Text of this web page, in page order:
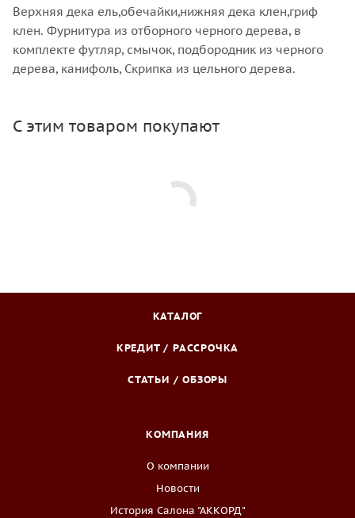
Верхняя дека ель,обечайки,нижняя дека клен,гриф
клен. Фурнитура из отборного черного дерева, в
комплекте футляр, смычок, подбородник из черного
дерева, канифоль, Скрипка из цельного дерева.
С этим товаром покупают
КАТАЛОГ
КРЕДИТ / РАССРОЧКА
СТАТЬИ / ОБЗОРЫ
КОМПАНИЯ
О компании
Новости
История Салона "АККОРД"